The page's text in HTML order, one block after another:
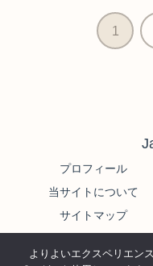
1
プロフィール
当サイトについて
サイトマップ
よりよいエクスペリエン